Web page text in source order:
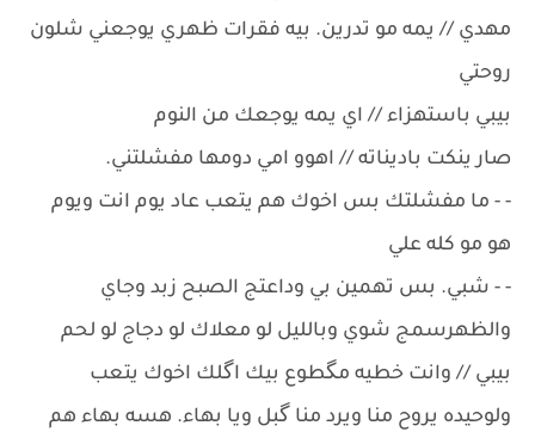
مهدي // يمه مو تدرين. بيه فقرات ظهري يوجعني شلون
روحتي
بيبي باستهزاء // اي يمه يوجعك من النوم
صار ينكت باديناته // اهوو امي دومها مفشلتني.
- - ما مفشلتك بس اخوك هم يتعب عاد يوم انت ويوم
هو مو كله علي
- - شبي. بس تهمين بي وداعتج الصبح زبد وجاي
والظهرسمج شوي وبالليل لو معلاك لو دجاج لو لحم
بيبي // وانت خطيه مگطوع بيك اگلك اخوك يتعب
ولوحيده يروح منا ويرد منا گبل ويا بهاء. هسه بهاء هم